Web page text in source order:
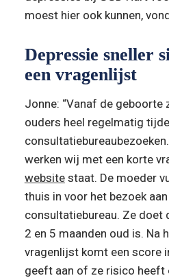
moest hier ook kunnen,
Depressie sneller
een vragenlijst
Jonne: “Vanaf de geboorte
ouders heel regelmatig
werken wij met een korte
website staat. De moeder
thuis in voor het bezoek
consultatiebureau. Ze doet
2 en 5 maanden oud is. Na
vragenlijst komt een score
geeft aan of ze risico heeft